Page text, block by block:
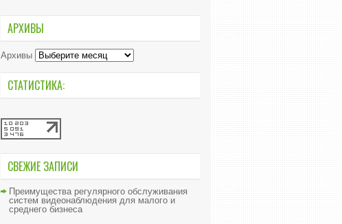
АРХИВЫ
Архивы
СТАТИСТИКА:
СВЕЖИЕ ЗАПИСИ
Преимущества регулярного обслуживания
систем видеонаблюдения для малого и
среднего бизнеса